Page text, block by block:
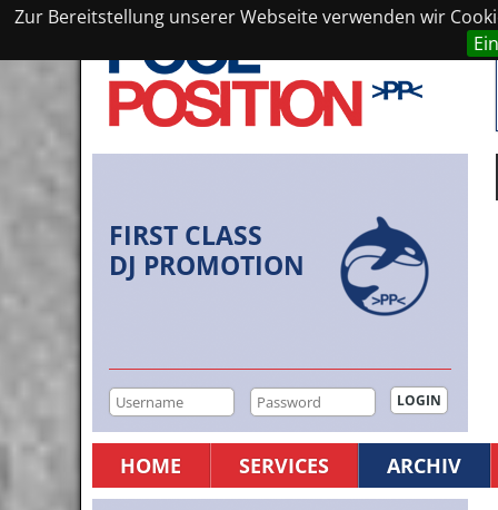
Zur Bereitstellung unserer Webseite verwenden wir
FIRST CLASS
DJ PROMOTION
HOME SERVICES ARCHIV